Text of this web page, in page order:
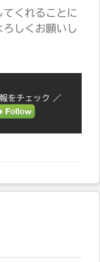
くれることに
しくお願いし
をチェック ／